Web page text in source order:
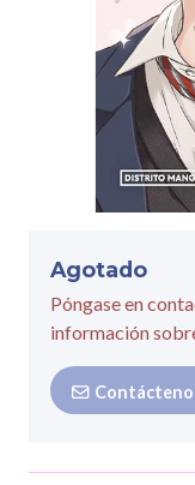
Agotado
Póngase en
información